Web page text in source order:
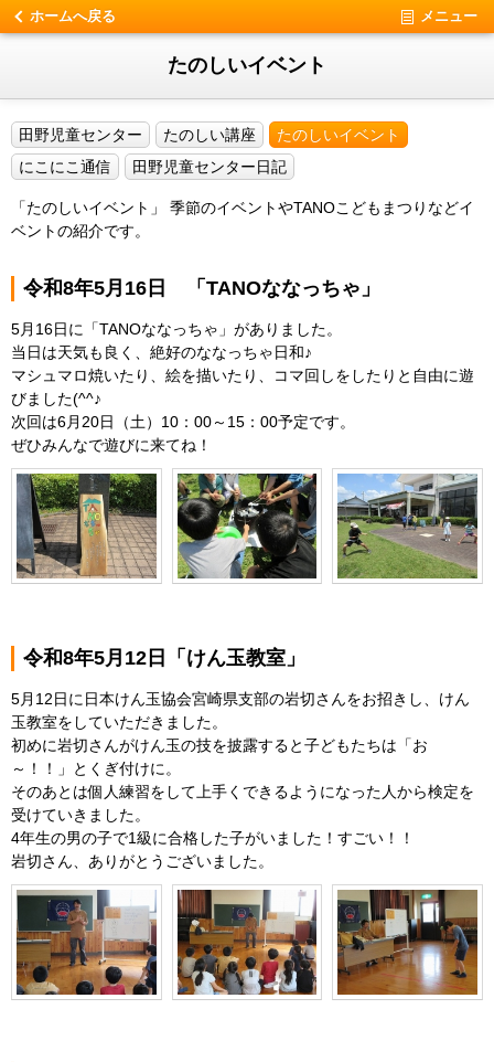
ホームへ戻る メニュー
たのしいイベント
田野児童センター たのしい講座
たのしいイベント
にこにこ通信
田野児童センター日記
「たのしいイベント」 季節のイベントやTANOこどもまつりなどイ
ベントの紹介です。
令和8年5月16日 「TANOななっちゃ」
5月16日に「TANOななっちゃ」がありました。
当日は天気も良く、絶好のななっちゃ日和♪
マシュマロ焼いたり、絵を描いたり、コマ回しをしたりと自由に遊
びました(^^♪
次回は6月20日（土）10：00～15：00予定です。
ぜひみんなで遊びに来てね！
令和8年5月12日「けん玉教室」
5月12日に日本けん玉協会宮崎県支部の岩切さんをお招きし、けん
玉教室をしていただきました。
初めに岩切さんがけん玉の技を披露すると子どもたちは「お
～！！」とくぎ付けに。
そのあとは個人練習をして上手くできるようになった人から検定を
受けていきました。
4年生の男の子で1級に合格した子がいました！すごい！！
岩切さん、ありがとうございました。